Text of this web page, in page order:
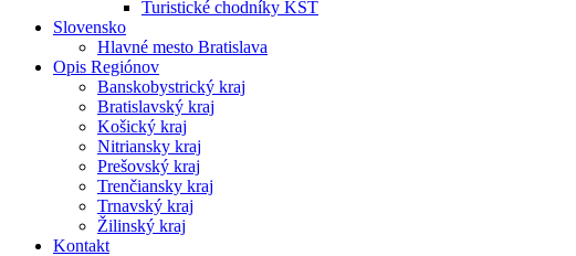
Turistické chodníky KST
Slovensko
Hlavné mesto Bratislava
Opis Regiónov
Banskobystrický kraj
Bratislavský kraj
Košický kraj
Nitriansky kraj
Prešovský kraj
Trenčiansky kraj
Trnavský kraj
Žilinský kraj
Kontakt